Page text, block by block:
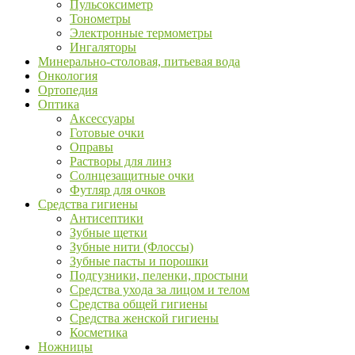
Пульсоксиметр
Тонометры
Электронные термометры
Ингаляторы
Минерально-столовая, питьевая вода
Онкология
Ортопедия
Оптика
Аксессуары
Готовые очки
Оправы
Растворы для линз
Солнцезащитные очки
Футляр для очков
Средства гигиены
Антисептики
Зубные щетки
Зубные нити (Флоссы)
Зубные пасты и порошки
Подгузники, пеленки, простыни
Средства ухода за лицом и телом
Средства общей гигиены
Средства женской гигиены
Косметика
Ножницы